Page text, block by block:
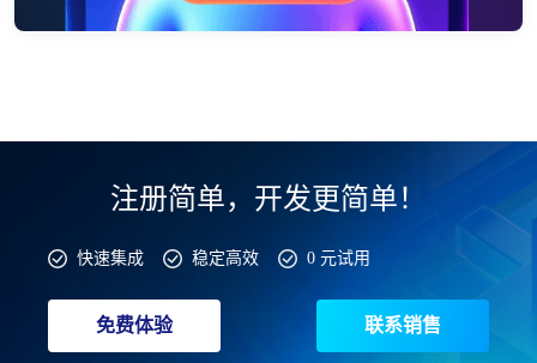
注册简单，开发更简单！
快速集成 稳定高效 0 元试用
免费体验 联系销售